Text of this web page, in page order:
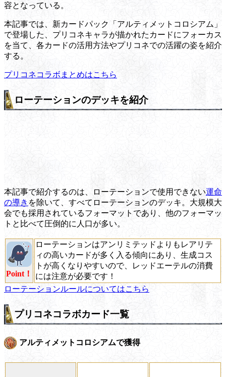
容となっている。
本記事では、新カードパック「アルティメットコロシアム」
で登場した、プリコネキャラが描かれたカードにフォーカス
を当て、各カードの活用方法やプリコネでの活躍の姿を紹介
する。
プリコネコラボまとめはこちら
ローテーションのデッキを紹介
本記事で紹介するのは、ローテーションで使用できない運命
の導きを除いて、すべてローテーションのデッキ。大規模大
会でも採用されているフォーマットであり、他のフォーマッ
トと比べて圧倒的に人口が多い。
Point！
ローテーションはアンリミテッドよりもレアリテ
ィの高いカードが多く入る傾向にあり、生成コス
トが高くなりやすいので、レッドエーテルの消費
には注意が必要です！
ローテーションルールについてはこちら
プリコネコラボカード一覧
アルティメットコロシアムで獲得